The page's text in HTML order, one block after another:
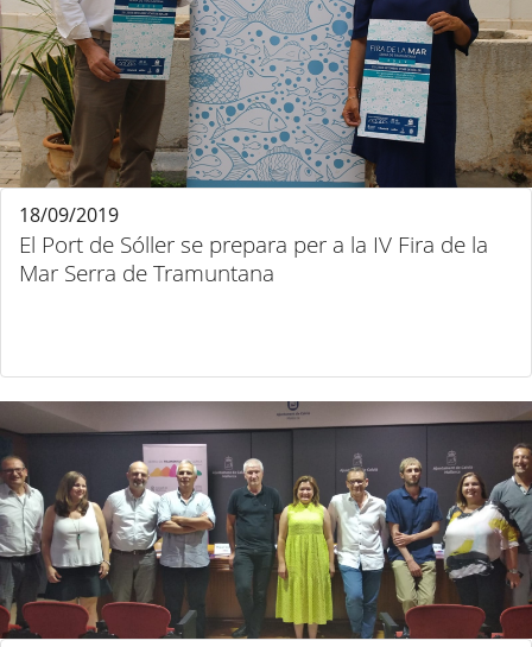
El Port de Sóller se prepara per a la IV Fira de la
Mar Serra de Tramuntana
18/09/2019